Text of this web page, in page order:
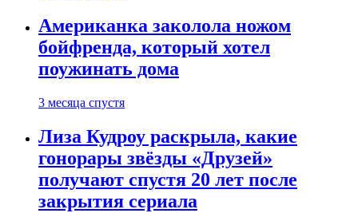
Американка заколола ножом
бойфренда, который хотел
поужинать дома
3 месяца спустя
Лиза Кудроу раскрыла, какие
гонорары звёзды «Друзей»
получают спустя 20 лет после
закрытия сериала